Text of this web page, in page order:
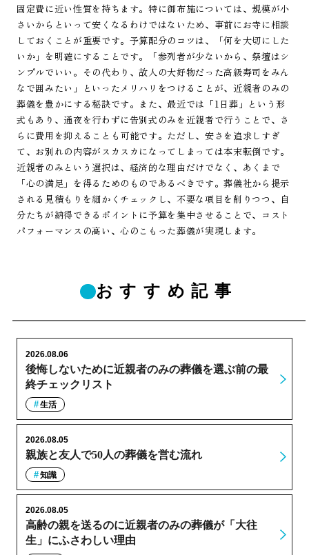
固定費に近い性質を持ちます。特に御布施については、規模が小
さいからといって安くなるわけではないため、事前にお寺に相談
しておくことが重要です。予算配分のコツは、「何を大切にした
いか」を明確にすることです。「参列者が少ないから、祭壇はシ
ンプルでいい。その代わり、故人の大好物だった高級寿司をみん
なで囲みたい」といったメリハリをつけることが、近親者のみの
葬儀を豊かにする秘訣です。また、最近では「1日葬」という形
式もあり、通夜を行わずに告別式のみを近親者で行うことで、さ
らに費用を抑えることも可能です。ただし、安さを追求しすぎ
て、お別れの内容がスカスカになってしまっては本末転倒です。
近親者のみという選択は、経済的な理由だけでなく、あくまで
「心の満足」を得るためのものであるべきです。葬儀社から提示
される見積もりを細かくチェックし、不要な項目を削りつつ、自
分たちが納得できるポイントに予算を集中させることで、コスト
パフォーマンスの高い、心のこもった葬儀が実現します。
おすすめ記事
後悔しないために近親者のみの葬儀を選ぶ前の最
終チェックリスト
2026.08.06
生活
親族と友人で50人の葬儀を営む流れ
2026.08.05
知識
高齢の親を送るのに近親者のみの葬儀が「大往
生」にふさわしい理由
2026.08.05